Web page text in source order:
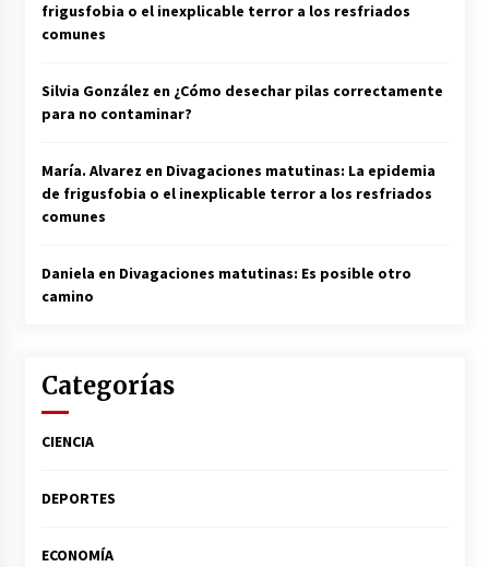
frigusfobia o el inexplicable terror a los resfriados
comunes
Silvia González en ¿Cómo desechar pilas correctamente
para no contaminar?
María. Alvarez en Divagaciones matutinas: La epidemia
de frigusfobia o el inexplicable terror a los resfriados
comunes
Daniela en Divagaciones matutinas: Es posible otro
camino
Categorías
CIENCIA
DEPORTES
ECONOMÍA